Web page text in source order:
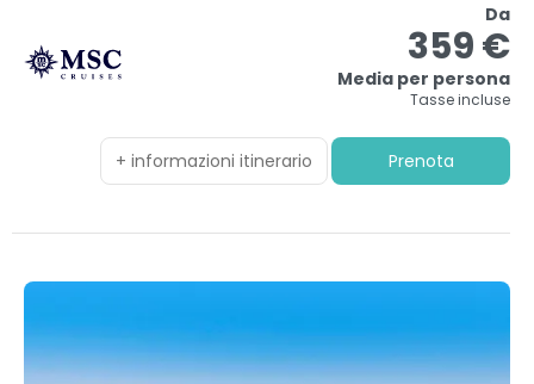
Da
359 €
Media per persona
Tasse incluse
+ informazioni itinerario Prenota